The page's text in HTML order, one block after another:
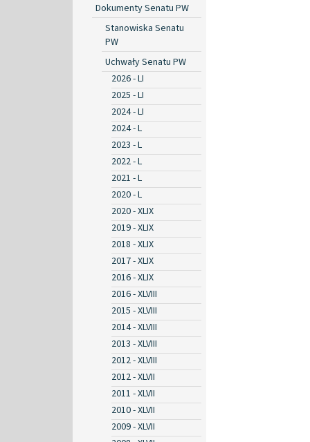
Dokumenty Senatu PW
Stanowiska Senatu
PW
Uchwały Senatu PW
2026 - LI
2025 - LI
2024 - LI
2024 - L
2023 - L
2022 - L
2021 - L
2020 - L
2020 - XLIX
2019 - XLIX
2018 - XLIX
2017 - XLIX
2016 - XLIX
2016 - XLVIII
2015 - XLVIII
2014 - XLVIII
2013 - XLVIII
2012 - XLVIII
2012 - XLVII
2011 - XLVII
2010 - XLVII
2009 - XLVII